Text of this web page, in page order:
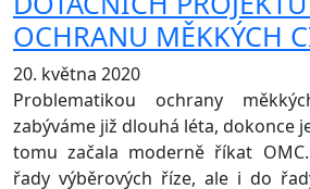
OCHRANU MĚKKÝCH
20. května 2020
Problematikou ochrany
zabýváme již dlouhá léta, dokonce
tomu začala moderně říkat
řady výběrových říze, ale i do